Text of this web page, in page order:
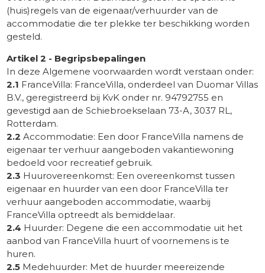
(huis)regels van de eigenaar/verhuurder van de
accommodatie die ter plekke ter beschikking worden
gesteld.
Artikel 2 - Begripsbepalingen
In deze Algemene voorwaarden wordt verstaan onder:
2.1 FranceVilla: FranceVilla, onderdeel van Duomar Villas
B.V., geregistreerd bij KvK onder nr. 94792755 en
gevestigd aan de Schiebroekselaan 73-A, 3037 RL,
Rotterdam.
2.2 Accommodatie: Een door FranceVilla namens de
eigenaar ter verhuur aangeboden vakantiewoning
bedoeld voor recreatief gebruik.
2.3 Huurovereenkomst: Een overeenkomst tussen
eigenaar en huurder van een door FranceVilla ter
verhuur aangeboden accommodatie, waarbij
FranceVilla optreedt als bemiddelaar.
2.4 Huurder: Degene die een accommodatie uit het
aanbod van FranceVilla huurt of voornemens is te
huren.
2.5 Medehuurder: Met de huurder meereizende